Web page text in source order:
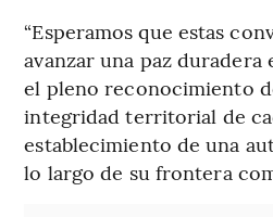
“Esperamos que estas
avanzar una paz duradera
el pleno reconocimiento
integridad territorial de
establecimiento de una
lo largo de su frontera